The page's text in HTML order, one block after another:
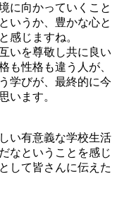
に向かっていくこと
いうか、豊かな心と
感じますね。
いを尊敬し共に良い
も性格も違う人が、
学びが、最終的に今
います。
い有意義な学校生活
なということを感じ
して皆さんに伝えた